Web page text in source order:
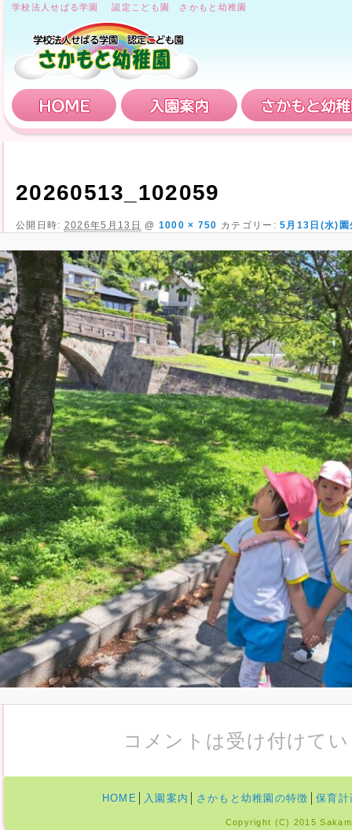
学校法人せばる学園 認定こども園 さかもと幼稚園
HOME 入園案内
20260513_102059
公開日時: 2026年5月13日 @ 1000 × 750 カテゴリー:5月13日(水)園
コメントは受け付けて
HOME 入園案内 さかもと幼稚園の特徴 保育計
Copyright (C) 2015